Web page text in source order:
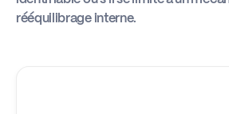
rééquilibrage interne.